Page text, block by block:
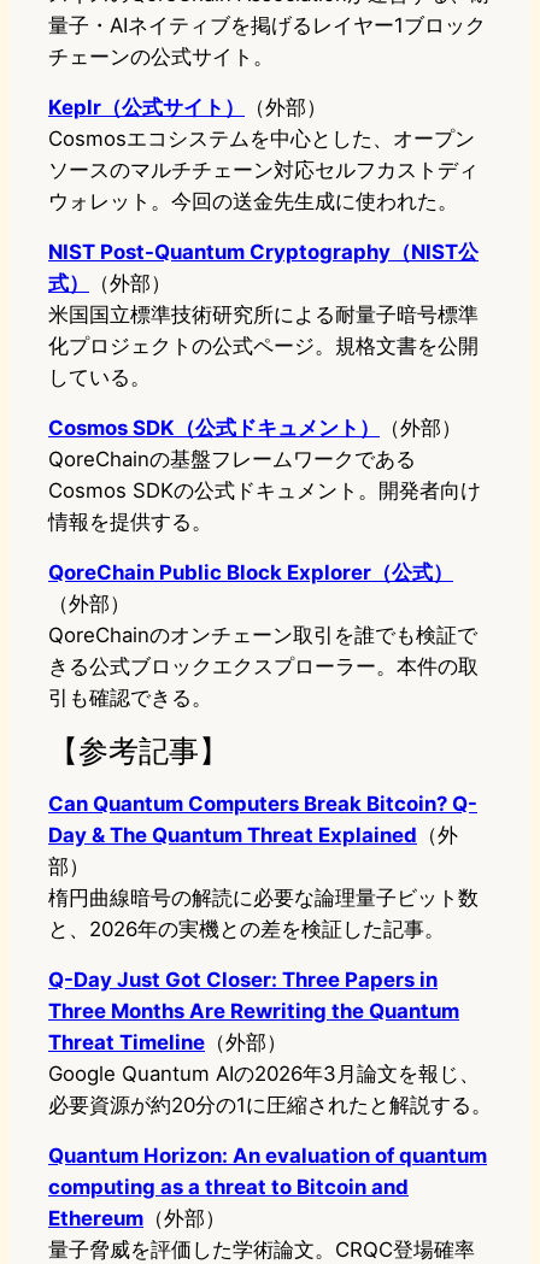
量子・AIネイティブを掲げるレイヤー1ブロック
チェーンの公式サイト。
Keplr（公式サイト）
（外部）
Cosmosエコシステムを中心とした、オープン
ソースのマルチチェーン対応セルフカストディ
ウォレット。今回の送金先生成に使われた。
NIST Post-Quantum Cryptography（NIST公
式）
（外部）
米国国立標準技術研究所による耐量子暗号標準
化プロジェクトの公式ページ。規格文書を公開
している。
Cosmos SDK（公式ドキュメント）
（外部）
QoreChainの基盤フレームワークである
Cosmos SDKの公式ドキュメント。開発者向け
情報を提供する。
QoreChain Public Block Explorer（公式）
（外部）
QoreChainのオンチェーン取引を誰でも検証で
きる公式ブロックエクスプローラー。本件の取
引も確認できる。
【参考記事】
Can Quantum Computers Break Bitcoin? Q-
Day & The Quantum Threat Explained （外
部）
楕円曲線暗号の解読に必要な論理量子ビット数
と、2026年の実機との差を検証した記事。
Q-Day Just Got Closer: Three Papers in
Three Months Are Rewriting the Quantum
Threat Timeline （外部）
Google Quantum AIの2026年3月論文を報じ、
必要資源が約20分の1に圧縮されたと解説する。
Quantum Horizon: An evaluation of quantum
computing as a threat to Bitcoin and
Ethereum （外部）
量子脅威を評価した学術論文。CRQC登場確率